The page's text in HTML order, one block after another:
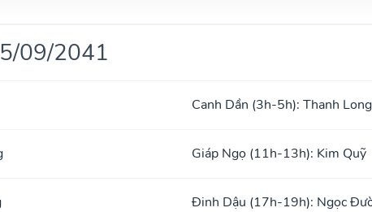
09/2041
Canh Dần (3h-5h): Thanh Long
Giáp Ngọ (11h-13h): Kim Quỹ
Đinh Dậu (17h-19h): Ngọc